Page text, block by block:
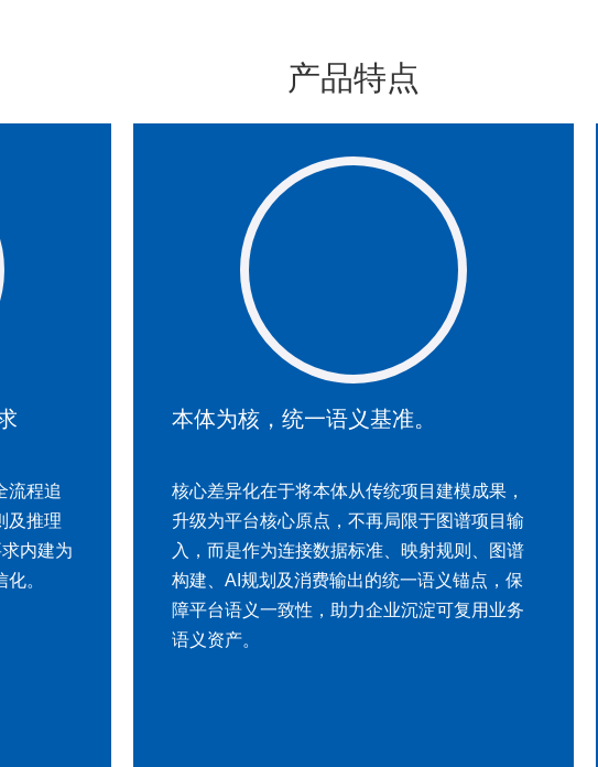
产品特点
。
目建模成果，
于图谱项目输
射规则、图谱
语义锚点，保
解耦设计，适配多场景部署
创新实现“语义定义与技术实施”解耦，分为本体
层与物化策略层，解决传统项目业务定义与存
储方式深度耦合、难以复制的痛点。通过三层
架构，同一套本体可在不同项目环境中按需落
地，兼顾语义统一与技术适配，适配企业级多
场景、多客户、多部署需求。